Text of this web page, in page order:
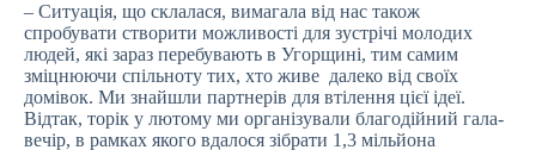
– Ситуація, що склалася, вимагала від нас також
спробувати створити можливості для зустрічі молодих
людей, які зараз перебувають в Угорщині, тим самим
зміцнюючи спільноту тих, хто живе далеко від своїх
домівок. Ми знайшли партнерів для втілення цієї ідеї.
Відтак, торік у лютому ми організували благодійний гала-
вечір, в рамках якого вдалося зібрати 1,3 мільйона